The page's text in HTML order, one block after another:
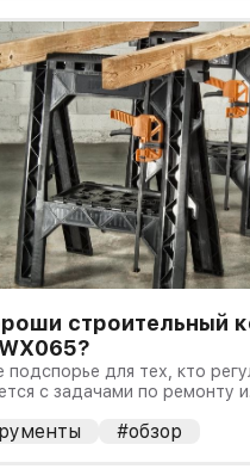
строительный
подспорье для тех, кто
с задачами по ремонту и
#обзор